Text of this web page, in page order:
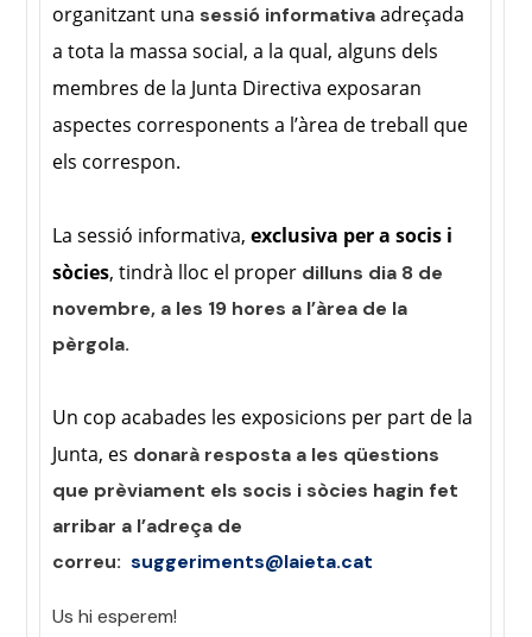
organitzant una sessió informativaadreçada
a tota la massa social, a la qual, alguns dels
membres de la Junta Directiva exposaran
aspectes corresponents a l’àrea de treball que
els correspon.
La sessió informativa,exclusiva per a socis i
sòcies, tindrà lloc el proper dilluns dia 8 de
novembre, a les 19 hores a l’àrea de la
pèrgola.
Un cop acabades les exposicions per part de la
Junta, es donarà resposta a les qüestions
que prèviament els socis i sòcies hagin fet
arribar a l’adreça de
correu:suggeriments@laieta.cat
Us hi esperem!